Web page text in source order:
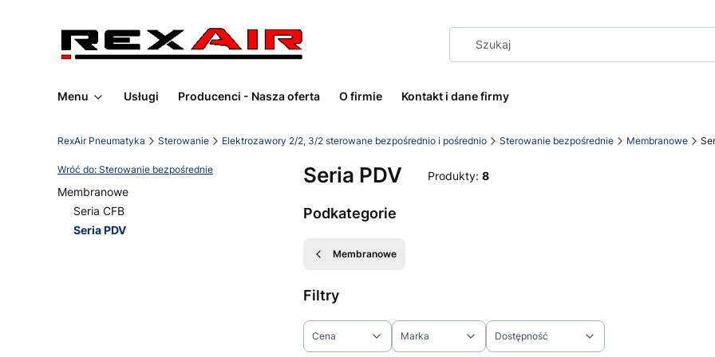
Menu Usługi Producenci - Nasza oferta O firmie Kontakt i dane firmy
RexAir Pneumatyka Sterowanie Elektrozawory 2/2, 3/2 sterowane bezpośrednio i pośrednio Sterowanie bezpośrednie Membranowe
Wróć do: Sterowanie bezpośrednie
Membranowe
Seria CFB
Seria PDV
Seria PDV Produkty: 8
Podkategorie
Membranowe
Filtry
Cena Marka Dostępność